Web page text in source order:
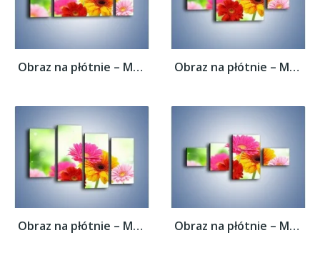
Obraz na płótnie – Małe kolorowe gerberki... Obraz na płótnie – Małe kolorowe gerberki...
Obraz na płótnie – Małe kolorowe gerberki... Obraz na płótnie – Małe kolorowe gerberki...